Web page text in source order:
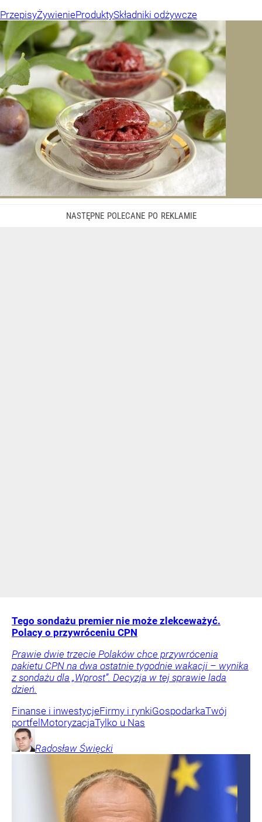
PrzepisyŻywienieProduktySkładniki odżywcze
Tego sondażu premier nie może zlekceważyć.
Polacy o przywróceniu CPN
Prawie dwie trzecie Polaków chce przywrócenia
pakietu CPN na dwa ostatnie tygodnie wakacji – wynika
z sondażu dla „Wprost”. Decyzja w tej sprawie lada
dzień.
Finanse i inwestycjeFirmy i rynkiGospodarkaTwój
portfel MotoryzacjaTylko u Nas
Radosław Święcki